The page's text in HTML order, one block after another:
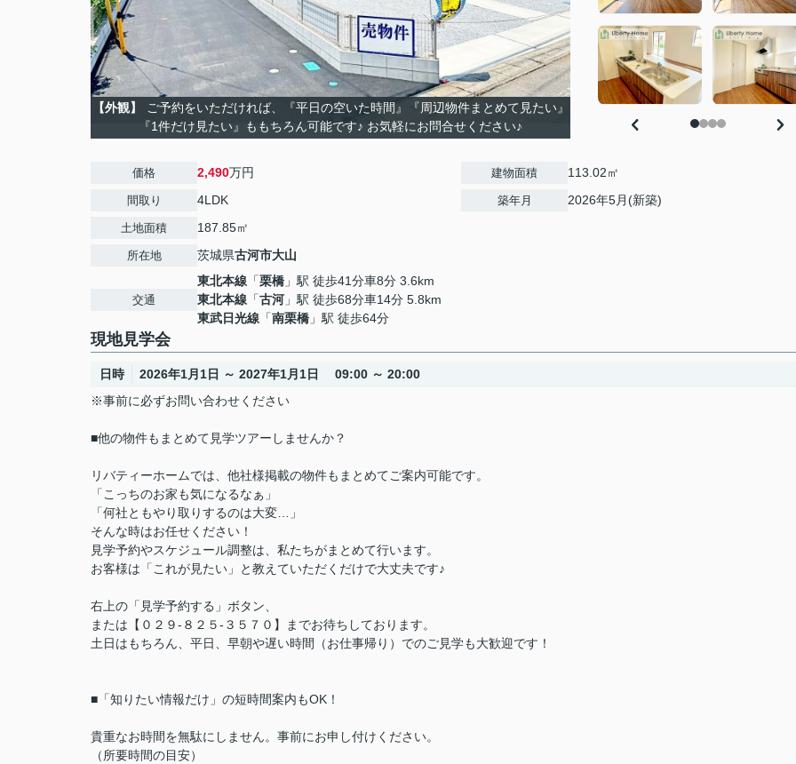
【外観】
ご予約をいただければ、『平日の空いた時間』『周辺物件まとめて見たい』
『1件だけ見たい』ももちろん可能です♪ お気軽にお問合せください♪
価格 2,490万円
間取り 4LDK
土地面積 187.85㎡
所在地 茨城県古河市大山
交通
東北本線 「栗橋 」駅 徒歩41分車8分 3.6km
東北本線 「古河 」駅 徒歩68分車14分 5.8km
東武日光線 「南栗橋 」駅 徒歩64分
建物面積 113.02㎡
築年月 2026年5月(新築)
現地見学会
日時
2026年1月1日 ～ 2027年1月1日 09:00 ～ 20:00
※事前に必ずお問い合わせください
■他の物件もまとめて見学ツアーしませんか？
リバティーホームでは、他社様掲載の物件もまとめてご案内可能です。
「こっちのお家も気になるなぁ」
「何社ともやり取りするのは大変…」
そんな時はお任せください！
見学予約やスケジュール調整は、私たちがまとめて行います。
お客様は「これが見たい」と教えていただくだけで大丈夫です♪
右上の「見学予約する」ボタン、
または【０２９-８２５-３５７０】までお待ちしております。
土日はもちろん、平日、早朝や遅い時間（お仕事帰り）でのご見学も大歓迎です！
■「知りたい情報だけ」の短時間案内もOK！
貴重なお時間を無駄にしません。事前にお申し付けください。
（所要時間の目安）